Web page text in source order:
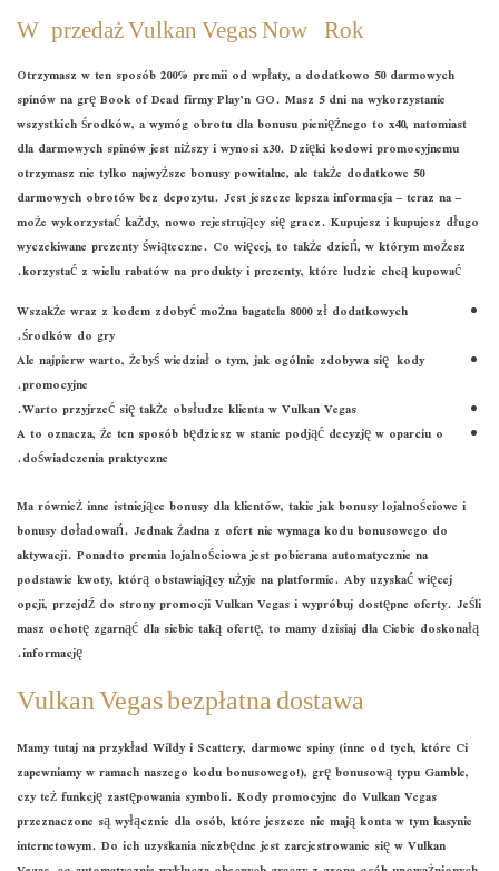
Wyprzedaż Vulkan Vegas Nowy Rok
Otrzymasz w ten sposób 200% premii od wpłaty, a dodatkowo 50 darmowych
spinów na grę Book of Dead firmy Play’n GO. Masz 5 dni na wykorzystanie
wszystkich środków, a wymóg obrotu dla bonusu pieniężnego to x40, natomiast
dla darmowych spinów jest niższy i wynosi x30. Dzięki kodowi promocyjnemu
otrzymasz nie tylko najwyższe bonusy powitalne, ale także dodatkowe 50
darmowych obrotów bez depozytu. Jest jeszcze lepsza informacja – teraz na –
może wykorzystać każdy, nowo rejestrujący się gracz. Kupujesz i kupujesz długo
wyczekiwane prezenty świąteczne. Co więcej, to także dzień, w którym możesz
korzystać z wielu rabatów na produkty i prezenty, które ludzie chcą kupować.
Wszakże wraz z kodem zdobyć można bagatela 8000 zł dodatkowych
środków do gry.
Ale najpierw warto, żebyś wiedział o tym, jak ogólnie zdobywa się kody
promocyjne.
Warto przyjrzeć się także obsłudze klienta w Vulkan Vegas.
A to oznacza, że ten sposób będziesz w stanie podjąć decyzję w oparciu o
doświadczenia praktyczne.
Ma również inne istniejące bonusy dla klientów, takie jak bonusy lojalnościowe i
bonusy doładowań. Jednak żadna z ofert nie wymaga kodu bonusowego do
aktywacji. Ponadto premia lojalnościowa jest pobierana automatycznie na
podstawie kwoty, którą obstawiający użyje na platformie. Aby uzyskać więcej
opcji, przejdź do strony promocji Vulkan Vegas i wypróbuj dostępne oferty. Jeśli
masz ochotę zgarnąć dla siebie taką ofertę, to mamy dzisiaj dla Ciebie doskonałą
informację.
Vulkan Vegas bezpłatna dostawa
Mamy tutaj na przykład Wildy i Scattery, darmowe spiny (inne od tych, które Ci
zapewniamy w ramach naszego kodu bonusowego!), grę bonusową typu Gamble,
czy też funkcję zastępowania symboli. Kody promocyjne do Vulkan Vegas
przeznaczone są wyłącznie dla osób, które jeszcze nie mają konta w tym kasynie
internetowym. Do ich uzyskania niezbędne jest zarejestrowanie się w Vulkan